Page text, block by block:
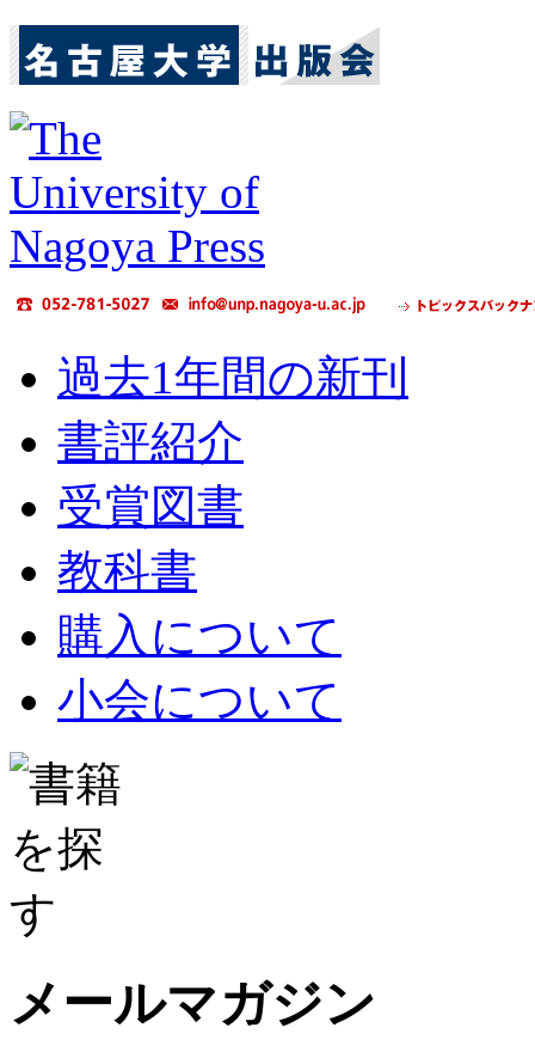
過去1年間の新刊
書評紹介
受賞図書
教科書
購入について
小会について
メールマガジン